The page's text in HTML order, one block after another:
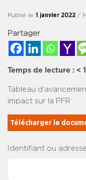
Publié le 1 janvier 2022 /
Partager
Temps de lecture : < 1
Tableau
impact sur la PFR
Télécharger le
Identifiant ou